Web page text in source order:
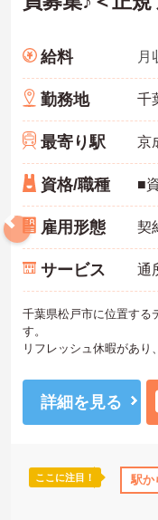
ボーナス・賞与あ
給料 月
勤務地 千
最寄り駅
資格/職種
雇用形態 契
サービス 通
千葉県松戸市に位置する
す。
リフレッシュ休暇があり
指せる環境です。
ご興味のある方には、
しますのでお気軽にご相
詳細を見る
ここに注目！ 駅か